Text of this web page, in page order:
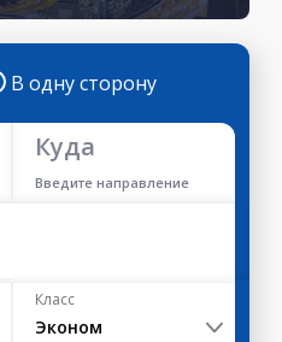
В одну сторону
Куда
Введите направление
Класс
Эконом